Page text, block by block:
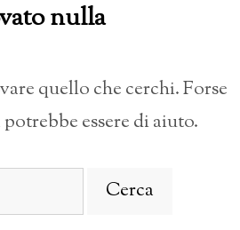
nulla
quello che cerchi. Forse
essere di aiuto.